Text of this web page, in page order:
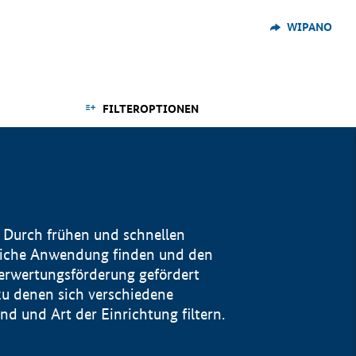
WIPANO
FILTEROPTIONEN
frühen und schnellen
Anwendung finden und den
gefördert
denen sich verschiedene
und Art der Einrichtung filtern.